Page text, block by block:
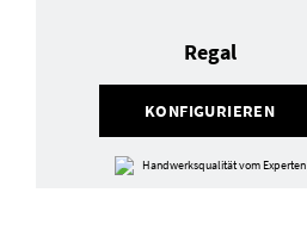
KONFIGURIEREN
Regal
Handwerksqualität vom Experten